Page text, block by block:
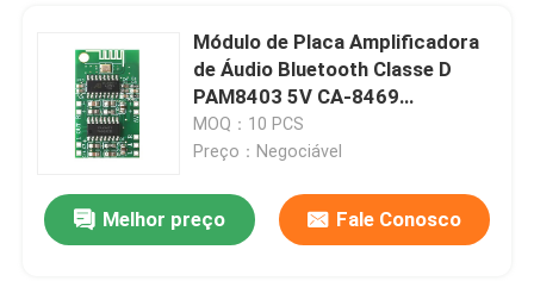
Módulo de Placa Amplificadora
de Áudio Bluetooth Classe D
PAM8403 5V CA-8469
Componente Digital
MOQ：10 PCS
Preço：Negociável
Melhor preço Fale Conosco